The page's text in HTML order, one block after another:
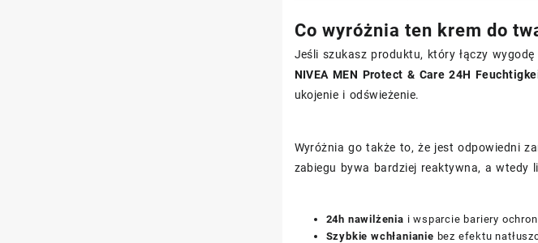
Co wyróżnia ten krem do
Jeśli szukasz produktu, który łączy
NIVEA MEN Protect & Care 24H
ukojenie i odświeżenie.
Wyróżnia go także to, że jest odpowiedni
zabiegu bywa bardziej reaktywna, a wtedy
24h nawilżenia i wsparcie bariery
Szybkie wchłanianie bez efektu